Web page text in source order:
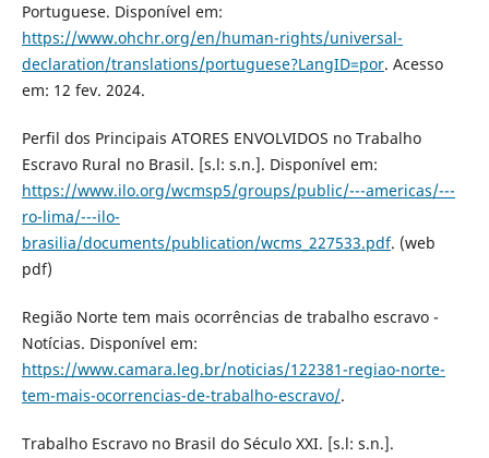
Portuguese. Disponível em:
https://www.ohchr.org/en/human-rights/universal-
declaration/translations/portuguese?LangID=por. Acesso
em: 12 fev. 2024.
Perfil dos Principais ATORES ENVOLVIDOS no Trabalho
Escravo Rural no Brasil. [s.l: s.n.]. Disponível em:
https://www.ilo.org/wcmsp5/groups/public/---americas/---
ro-lima/---ilo-
brasilia/documents/publication/wcms_227533.pdf. (web
pdf)
Região Norte tem mais ocorrências de trabalho escravo -
Notícias. Disponível em:
https://www.camara.leg.br/noticias/122381-regiao-norte-
tem-mais-ocorrencias-de-trabalho-escravo/.
Trabalho Escravo no Brasil do Século XXI. [s.l: s.n.].